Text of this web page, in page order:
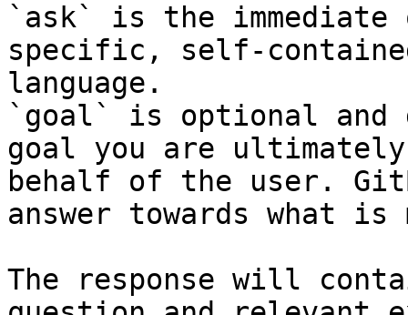
`ask` is the
specific, self-
language.
`goal` is optional and
goal you are
behalf of the user.
answer towards what
The response will